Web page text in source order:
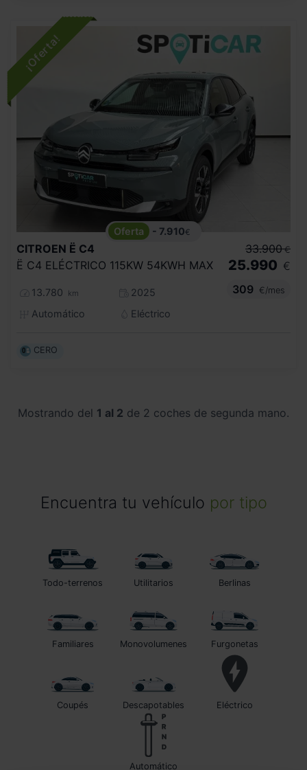
- 7.910€
CITROEN Ë C4
Ë C4 ELÉCTRICO 115KW 54KWH MAX
13.780 km
2025
Automático
Eléctrico
33.900 €
25.990 €
309
€/mes
CERO
Mostrando del 1 al 2 de 2 coches de segunda mano.
Encuentra tu vehículo por tipo
Todo-terrenos Utilitarios Berlinas
Familiares Monovolumenes Furgonetas
Coupés Descapotables Eléctrico
automático